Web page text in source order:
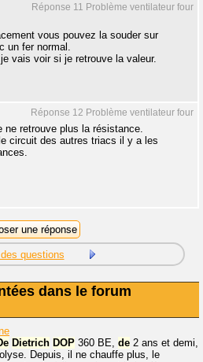
Réponse 11 Problème ventilateur four
vous pouvez la souder sur
un fer normal.
vais voir si je retrouve la valeur.
Réponse 12 Problème ventilateur four
ne retrouve plus la résistance.
circuit des autres triacs il y a les
des questions
dans le forum
Dietrich DOP 360 BE, de 2 ans et demi,
Depuis, il ne chauffe plus, le